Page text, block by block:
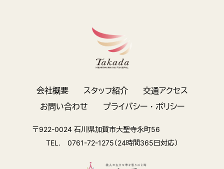
会社概要 スタッフ紹介
交通アクセス
お問い合わせ
プライバシー・ポリシー
〒922-0024 石川県加賀市大聖寺永町56
TEL. 0761-72-1275（24時間365日対応）